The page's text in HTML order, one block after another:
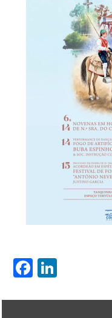
Facebook